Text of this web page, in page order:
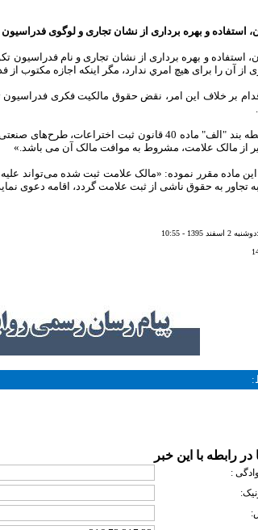
استفاده و بهره برداری از نشان تجاری و لوگوی فدراسیون
استفاده و بهره برداری از نشان تجاری و نام
از آن را برای هیچ امري ندارد، مگر اینکه اجازه مکتوب
بر خلاف این امر، نقض حقوق مالکیت فکری
در این رابطه بند "الف" ماده 40 قانون ثبت
از مالک علامت، مشروط به موافت مالک آن می باشد.»
ماده مقرر نموده: «مالک علامت ثبت شده می‌تواند
تجاور به حقوق ناشی از ثبت علامت گردد، اقامه دعوی
1395 - 10:55
رابطه با اين خبر
: